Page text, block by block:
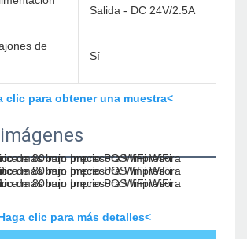
Salida - DC 24V/2.5A
de
Sí
clic para obtener una muestra<
clic para más detalles<